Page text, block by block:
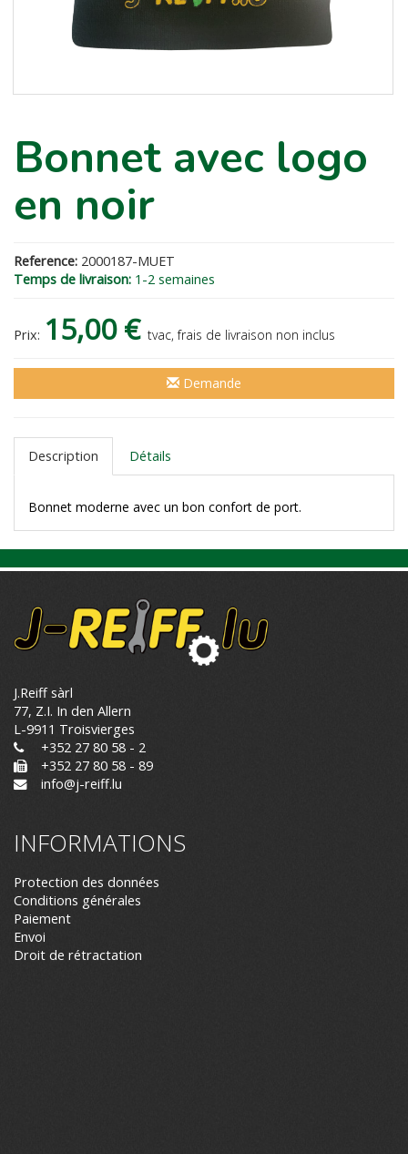
Bonnet avec logo
en noir
Reference: 2000187-MUET
Temps de livraison: 1-2 semaines
Prix: 15,00 € tvac, frais de livraison non inclus
Demande
Description Détails
Bonnet moderne avec un bon confort de port.
J.Reiff sàrl
77, Z.I. In den Allern
L-9911 Troisvierges
+352 27 80 58 - 2
+352 27 80 58 - 89
info@j-reiff.lu
INFORMATIONS
Protection des données
Conditions générales
Paiement
Envoi
Droit de rétractation